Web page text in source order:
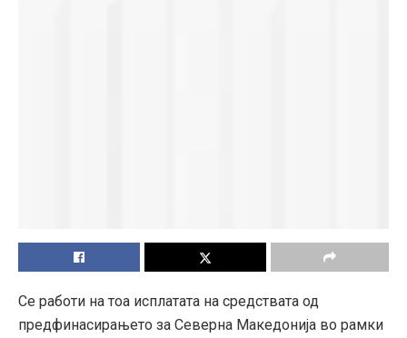
Се работи на тоа исплатата на средствата од
предфинасирањето за Северна Македонија во рамки